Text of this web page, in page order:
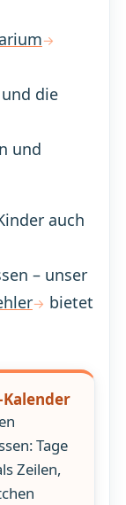
die
und
auch
– unser
bietet
Kalender
Tage
Zeilen,